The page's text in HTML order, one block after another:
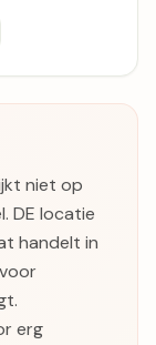
niet op
DE locatie
handelt in
erg